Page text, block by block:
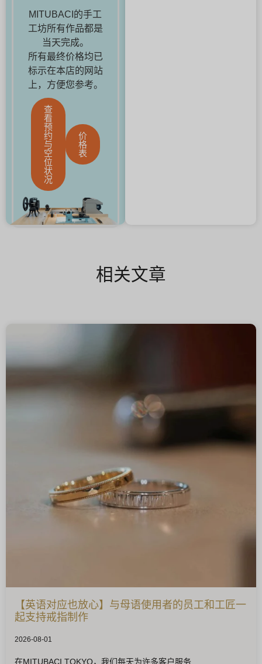
MITUBACI的手工
工坊所有作品都是
当天完成。
所有最终价格均已
标示在本店的网站
上，方便您参考。
查
看
预
约
与
空
位
状
况
价
格
表
相关文章
【英语对应也放心】与母语使用者的员工和工匠一
起支持戒指制作
2026-08-01
在MITUBACI TOKYO，我们每天为许多客户服务